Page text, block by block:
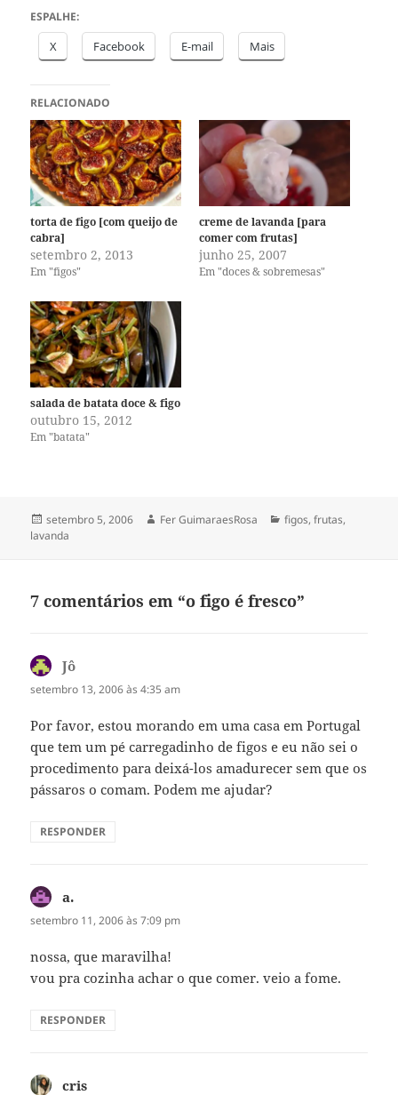
ESPALHE:
X Facebook E-mail Mais
RELACIONADO
torta de figo [com queijo de
cabra]
setembro 2, 2013
Em "figos"
creme de lavanda [para
comer com frutas]
junho 25, 2007
Em "doces & sobremesas"
salada de batata doce & figo
outubro 15, 2012
Em "batata"
Publicado
em
setembro 5, 2006 Autor
Fer GuimaraesRosa Categorias
figos,frutas,
lavanda
7 comentários em “o figo é fresco”
Jô
setembro 13, 2006 às 4:35 am
Por favor, estou morando em uma casa em Portugal
que tem um pé carregadinho de figos e eu não sei o
procedimento para deixá-los amadurecer sem que os
pássaros o comam. Podem me ajudar?
RESPONDER
a.
setembro 11, 2006 às 7:09 pm
nossa, que maravilha!
vou pra cozinha achar o que comer. veio a fome.
RESPONDER
cris